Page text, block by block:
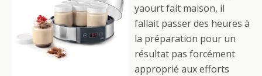
yaourt fait maison, il
fallait passer des heures à
la préparation pour un
résultat pas forcément
approprié aux efforts